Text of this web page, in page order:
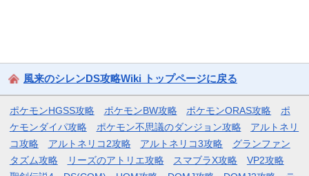
風来のシレンDS攻略Wiki トップページに戻る
ポケモンHGSS攻略 ポケモンBW攻略 ポケモンORAS攻略
ポ
ケモンダイパ攻略
ポケモン不思議のダンジョン攻略
アルトネリ
コ攻略
アルトネリコ2攻略 アルトネリコ3攻略
グランファン
タズム攻略
リーズのアトリエ攻略 スマブラX攻略
VP2攻略